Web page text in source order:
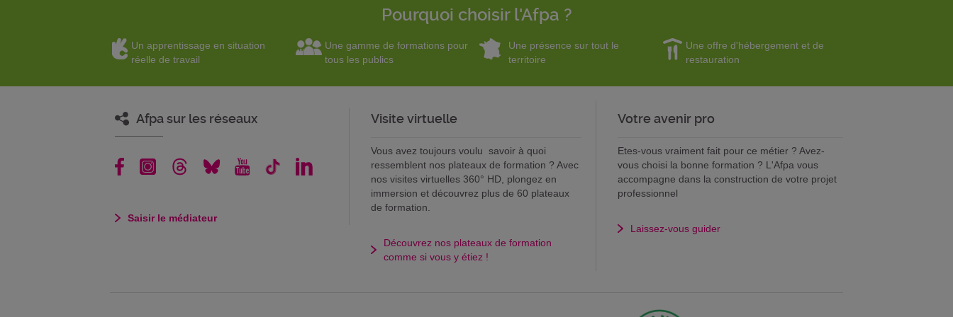
Pourquoi choisir l'Afpa ?
Un apprentissage en situation
réelle de travail
Une gamme de formations pour
tous les publics
Une présence sur tout le
territoire
Une offre d'hébergement et de
restauration
Afpa sur les réseaux
Saisir le médiateur
Visite virtuelle
Vous avez toujours voulu savoir à quoi
ressemblent nos plateaux de formation ? Avec
nos visites virtuelles 360° HD, plongez en
immersion et découvrez plus de 60 plateaux
de formation.
Découvrez nos plateaux de formation
comme si vous y étiez !
Votre avenir pro
Etes-vous vraiment fait pour ce métier ? Avez-
vous choisi la bonne formation ? L'Afpa vous
accompagne dans la construction de votre projet
professionnel
Laissez-vous guider